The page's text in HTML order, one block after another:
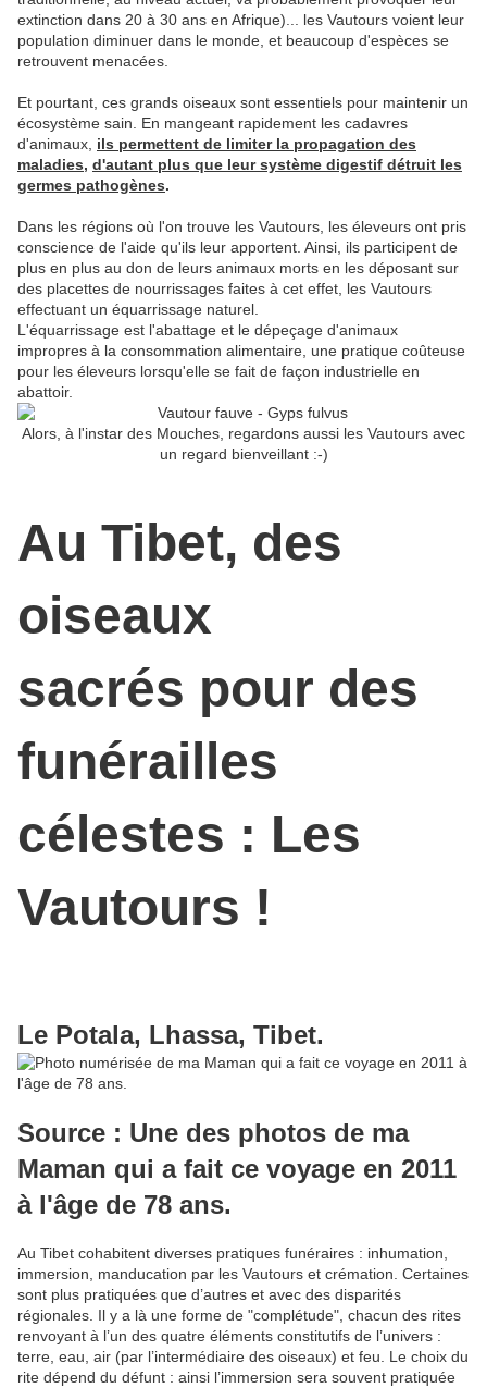
extinction dans 20 à 30 ans en Afrique)... les Vautours voient leur
population diminuer dans le monde, et beaucoup d'espèces se
retrouvent menacées.
Et pourtant, ces grands oiseaux sont essentiels pour maintenir un
écosystème sain. En mangeant rapidement les cadavres
d'animaux, ils permettent de limiter la propagation des
maladies, d'autant plus que leur système digestif détruit les
germes pathogènes.
Dans les régions où l'on trouve les Vautours, les éleveurs ont pris
conscience de l'aide qu'ils leur apportent. Ainsi, ils participent de
plus en plus au don de leurs animaux morts en les déposant sur
des placettes de nourrissages faites à cet effet, les Vautours
effectuant un équarrissage naturel.
L'équarrissage est l'abattage et le dépeçage d'animaux
impropres à la consommation alimentaire, une pratique coûteuse
pour les éleveurs lorsqu'elle se fait de façon industrielle en
abattoir.
Alors, à l'instar des Mouches, regardons aussi les Vautours avec
un regard bienveillant :-)
Au Tibet, des
oiseaux
sacrés pour des
funérailles
célestes : Les
Vautours !
Le Potala, Lhassa, Tibet.
Source : Une des photos de ma
Maman qui a fait ce voyage en 2011
à l'âge de 78 ans.
Au Tibet cohabitent diverses pratiques funéraires : inhumation,
immersion, manducation par les Vautours et crémation. Certaines
sont plus pratiquées que d’autres et avec des disparités
régionales. Il y a là une forme de "complétude", chacun des rites
renvoyant à l’un des quatre éléments constitutifs de l’univers :
terre, eau, air (par l’intermédiaire des oiseaux) et feu. Le choix du
rite dépend du défunt : ainsi l’immersion sera souvent pratiquée